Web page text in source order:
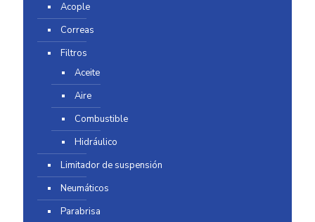
Acople
Correas
Filtros
Aceite
Aire
Combustible
Hidráulico
Limitador de suspensión
Neumáticos
Parabrisa